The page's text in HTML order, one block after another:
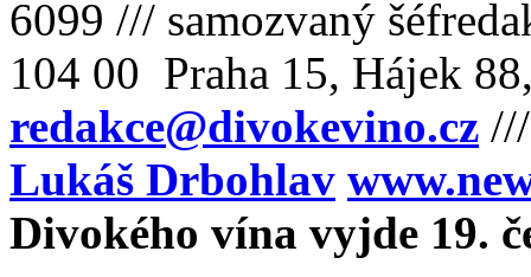
6099 /// samozvaný
104 00 Praha 15, Hájek
redakce@divokevino.cz
Lukáš Drbohlav
Divokého vína vyjde 19.